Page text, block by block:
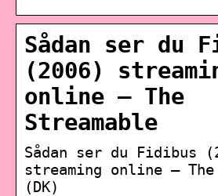
Sådan ser du
(2006)
online – The
Streamable
Sådan ser du Fidibus
streaming online – The
(DK)